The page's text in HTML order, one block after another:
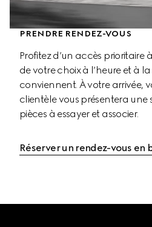
PRENDRE RENDEZ-VOUS
Profitez d’un accès prioritaire
de votre choix à l’heure et à
conviennent. À votre arrivée,
clientèle vous présentera une
pièces à essayer et associer.
Réserver un rendez-vous en